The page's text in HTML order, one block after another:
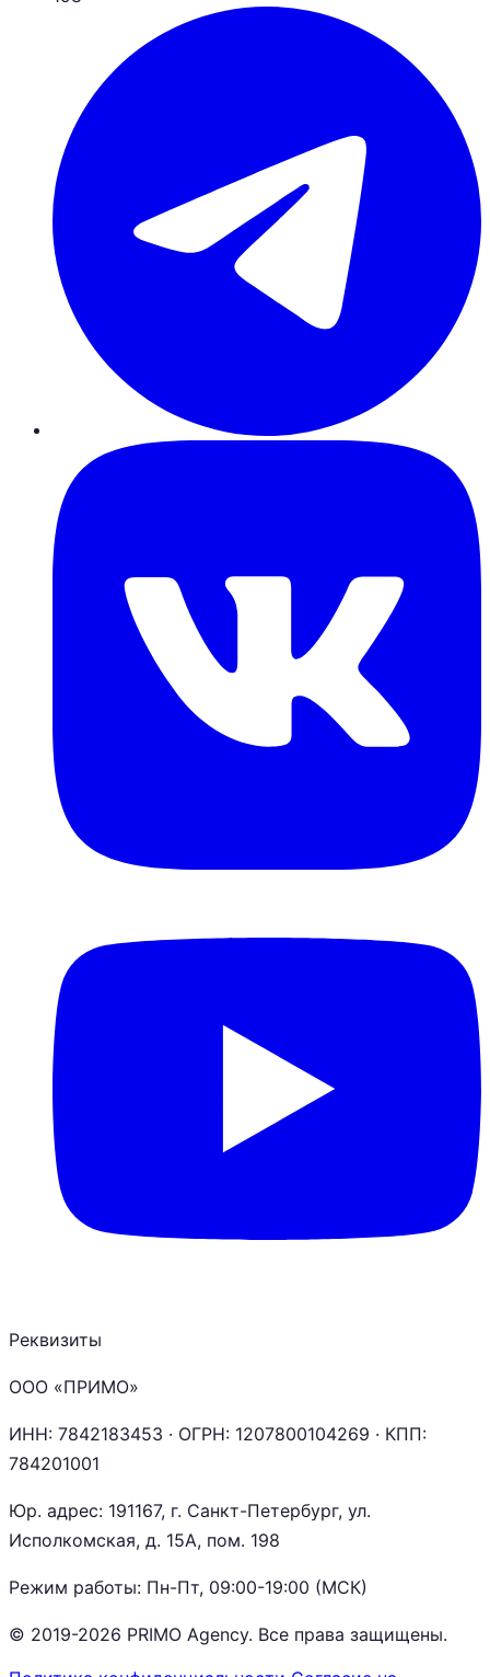
Реквизиты
ООО «ПРИМО»
ИНН: 7842183453 · ОГРН: 1207800104269 · КПП:
784201001
Юр. адрес: 191167, г. Санкт-Петербург, ул.
Исполкомская, д. 15А, пом. 198
Режим работы: Пн-Пт, 09:00-19:00 (МСК)
© 2019-2026 PRIMO Agency. Все права защищены.